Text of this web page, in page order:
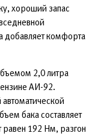
хороший запас
добавляет комфорта
2,0 литра
АИ-92.
бака составляет
192 Нм, разгон